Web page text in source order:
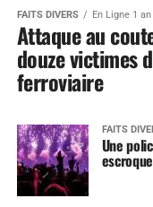
FAITS DIVERS En Ligne 1 an
Attaque au
douze victimes
ferroviaire
FAITS
Une